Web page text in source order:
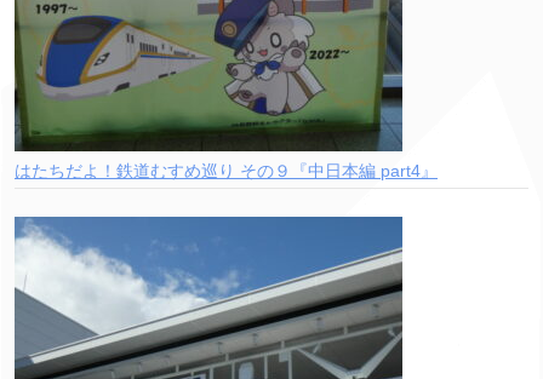
はたちだよ！鉄道むすめ巡り その９『中日本編 part4』